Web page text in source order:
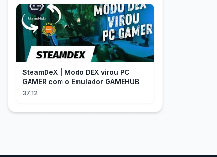
SteamDeX | Modo DEX virou PC
GAMER com o Emulador GAMEHUB
37:12